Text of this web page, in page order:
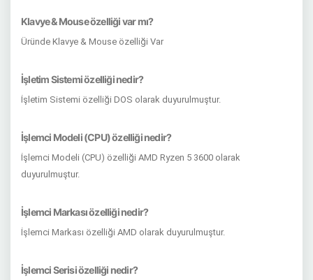
Klavye & Mouse özelliği var mı?
Üründe Klavye & Mouse özelliği Var
İşletim Sistemi özelliği nedir?
İşletim Sistemi özelliği DOS olarak duyurulmuştur.
İşlemci Modeli (CPU) özelliği nedir?
İşlemci Modeli (CPU) özelliği AMD Ryzen 5 3600 olarak
duyurulmuştur.
İşlemci Markası özelliği nedir?
İşlemci Markası özelliği AMD olarak duyurulmuştur.
İşlemci Serisi özelliği nedir?